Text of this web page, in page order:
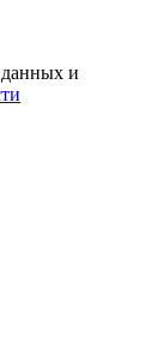
данных и